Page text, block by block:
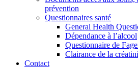
prévention
Questionnaires santé
General Health
Dépendance à l’alcool
Questionnaire de
Clairance de la
Contact